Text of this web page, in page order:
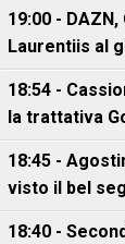
19:00 -
Laurentiis al
18:54 -
la trattativa
18:45 -
visto il bel
18:40 -